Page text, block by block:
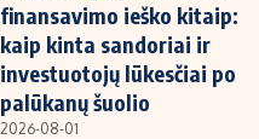
finansavimo ieško kitaip:
kaip kinta sandoriai ir
investuotojų lūkesčiai po
palūkanų šuolio
2026-08-01